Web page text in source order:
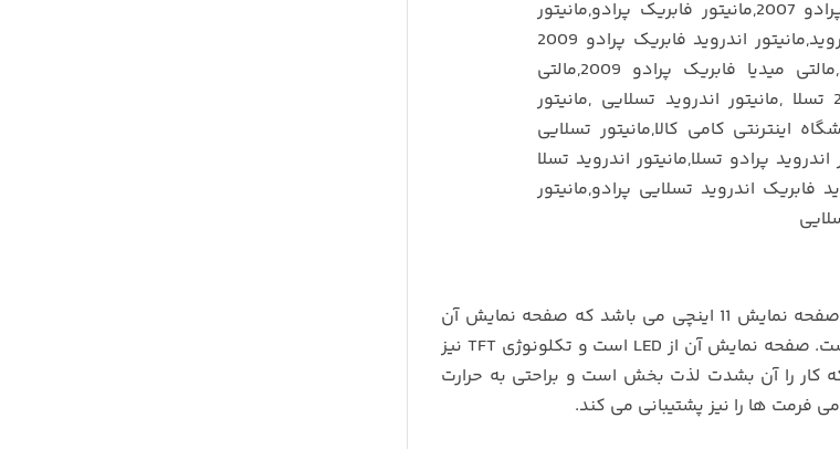
دارای صفحه نمایش 11 اینچی می باشد که صفحه نمایش آن
برای تماشای منو اندروید و کلیپ های تصویری 9 اینچ در نظر گرفته شده است. صفحه نمایش آن از LED است و تکلونوژی TFT نیز
کار را آن بشدت لذت بخش است و براحتی به حرارت